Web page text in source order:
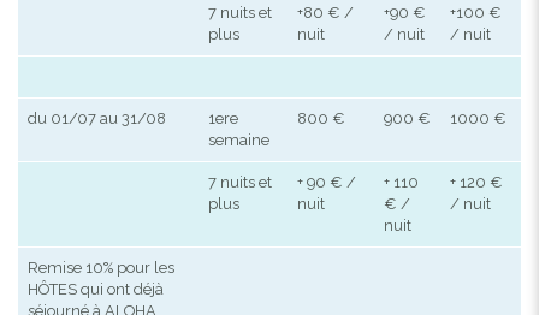
7 nuits et
plus
+80 € /
nuit
+90 €
/ nuit
+100 €
/ nuit
du 01/07 au 31/08
1ere
semaine
800 € 900 € 1000 €
7 nuits et
plus
+ 90 € /
nuit
+ 110
€ /
nuit
+ 120 €
/ nuit
Remise 10% pour les
HÔTES qui ont déjà
séjourné à ALOHA